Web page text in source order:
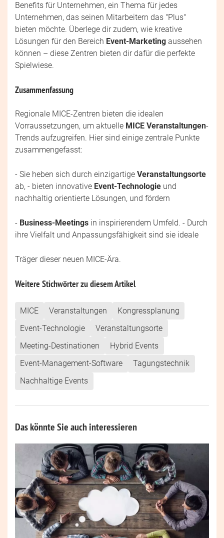
Benefits für Unternehmen, ein Thema für jedes
Unternehmen, das seinen Mitarbeitern das "Plus"
bieten möchte. Überlege dir zudem, wie kreative
Lösungen für den Bereich Event-Marketing aussehen
können – diese Zentren bieten dir dafür die perfekte
Spielwiese.
Zusammenfassung
Regionale MICE-Zentren bieten die idealen
Vorraussetzungen, um aktuelle MICE Veranstaltungen-
Trends aufzugreifen. Hier sind einige zentrale Punkte
zusammengefasst:
- Sie heben sich durch einzigartige Veranstaltungsorte
ab, - bieten innovative Event-Technologie und
nachhaltig orientierte Lösungen, und fördern
- Business-Meetings in inspirierendem Umfeld. - Durch
ihre Vielfalt und Anpassungsfähigkeit sind sie ideale
Träger dieser neuen MICE-Ära.
Weitere Stichwörter zu diesem Artikel
MICE Veranstaltungen
Kongressplanung
Event-Technologie
Veranstaltungsorte
Meeting-Destinationen
Hybrid Events
Event-Management-Software
Tagungstechnik
Nachhaltige Events
Das könnte Sie auch interessieren